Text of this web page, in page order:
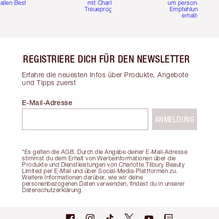
Bestellungen
mit Charlottes
Treueprogramm
um personalisierte
Empfehlungen zu
erhalten
REGISTRIERE DICH FÜR DEN NEWSLETTER
Erfahre die neuesten Infos über Produkte, Angebote
und Tipps zuerst
*Es gelten die AGB. Durch die Angabe deiner E-Mail-Adresse
stimmst du dem Erhalt von Werbeinformationen über die
Produkte und Dienstleistungen von Charlotte Tilbury Beauty
Limited per E-Mail und über Social-Media-Plattformen zu.
Weitere Informationen darüber, wie wir deine
personenbezogenen Daten verwenden, findest du in unserer
Datenschutzerklärung.
E-Mail-Adresse
ANMELDUNG